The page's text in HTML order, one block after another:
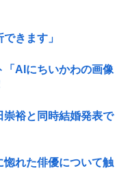
きます」
「AIにちいかわの画像
崇裕と同時結婚発表で
惚れた俳優について触